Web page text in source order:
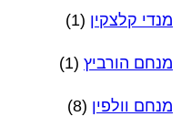
מנדי קלצקין (1)
מנחם הורביץ (1)
מנחם וולפין (8)